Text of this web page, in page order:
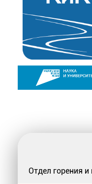
Отдел горения